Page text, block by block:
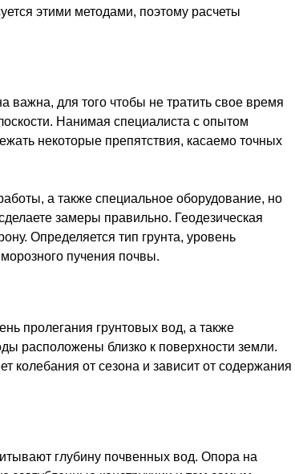
этими методами, поэтому расчеты
важна, для того чтобы не тратить свое время
Нанимая специалиста с опытом
некоторые препятствия, касаемо точных
а также специальное оборудование, но
замеры правильно. Геодезическая
Определяется тип грунта, уровень
пучения почвы.
пролегания грунтовых вод, а также
расположены близко к поверхности земли.
от сезона и зависит от содержания
глубину почвенных вод. Опора на